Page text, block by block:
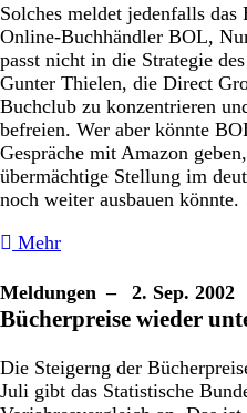
Solches meldet jedenfalls
Online-Buchhändler BOL,
passt nicht in die Strategie
Gunter Thielen, die Direct
Buchclub zu konzentrieren
befreien. Wer aber könnte
Gespräche mit Amazon
übermächtige Stellung im
noch weiter ausbauen
Mehr
Meldungen – 2. Sep. 2002
Bücherpreise wieder
Die Steigerng der
Juli gibt das Statistische